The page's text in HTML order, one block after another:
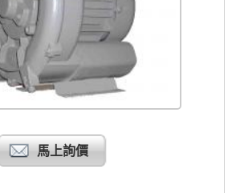
馬上詢價